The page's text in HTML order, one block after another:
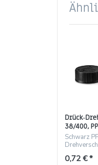
38/400,
mit
Schwarz
0,72 € *